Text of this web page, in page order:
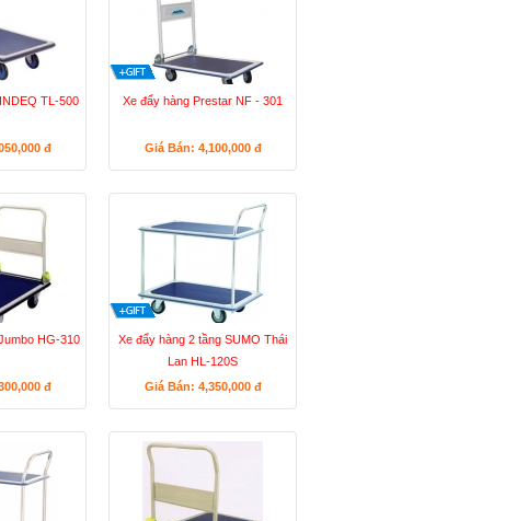
TL-500
đ
Xe đẩy hàng Prestar NF - 301
Giá Bán: 4,100,000 đ
HG-310
đ
Xe đẩy hàng 2 tầng SUMO Thái
Lan HL-120S
Giá Bán: 4,350,000 đ